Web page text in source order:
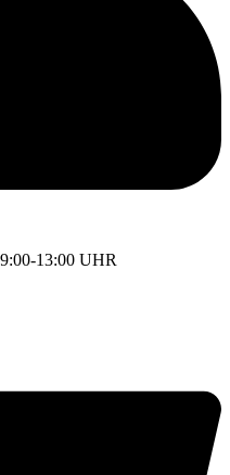
13:00 UHR